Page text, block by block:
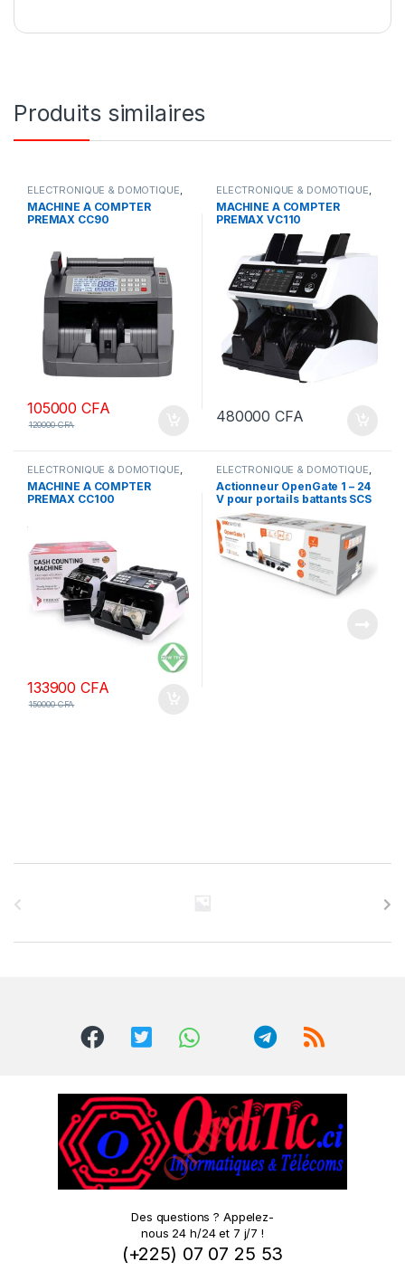
Produits similaires
ELECTRONIQUE & DOMOTIQUE,
MACHINES A COMPTER
MACHINE A COMPTER
PREMAX CC90
105000CFA
120000CFA
ELECTRONIQUE & DOMOTIQUE,
MACHINES A COMPTER
MACHINE A COMPTER
PREMAX VC110
480000CFA
ELECTRONIQUE & DOMOTIQUE,
MACHINES A COMPTER
MACHINE A COMPTER
PREMAX CC100
133900CFA
150000CFA
ELECTRONIQUE & DOMOTIQUE,
Portails motorisés
Actionneur OpenGate 1 – 24
V pour portails battants SCS
SENTINEL
Des questions ? Appelez-
nous 24 h/24 et 7 j/7 !
(+225) 07 07 25 53